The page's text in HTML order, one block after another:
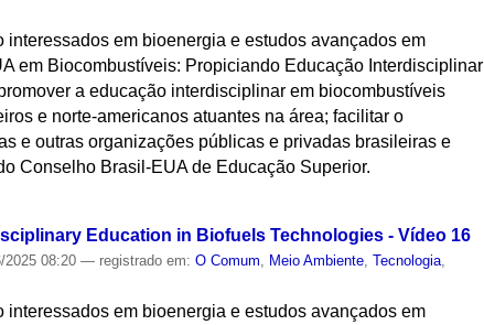
em bioenergia e estudos avançados em
em Biocombustíveis: Propiciando Educação Interdisciplinar
a educação interdisciplinar em biocombustíveis
e norte-americanos atuantes na área; facilitar o
e outras organizações públicas e privadas brasileiras e
Conselho Brasil-EUA de Educação Superior.
Education in Biofuels Technologies - Vídeo 16
2025 08:20— registrado em:O Comum Meio Ambiente ,Tecnologia
em bioenergia e estudos avançados em